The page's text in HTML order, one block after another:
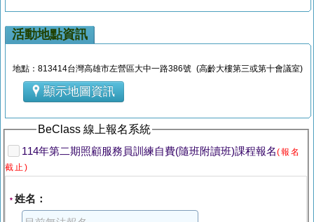
活動地點資訊
地點：813414台灣高雄市左營區大中一路386號 (高齡大樓第三或第十會議室)
顯示地圖資訊
BeClass 線上報名系統
114年第二期照顧服務員訓練自費(隨班附讀班)課程報名(報名
截止)
* 姓名：